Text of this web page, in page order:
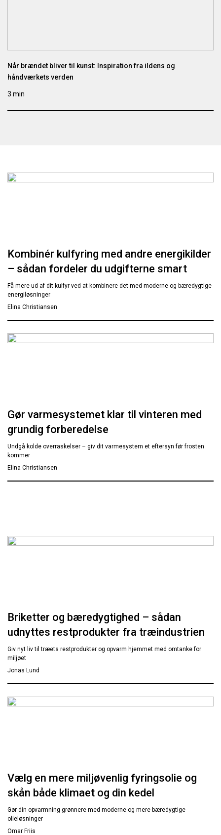
Når brændet bliver til kunst: Inspiration fra ildens og
håndværkets verden
3 min
Kombinér kulfyring med andre energikilder
– sådan fordeler du udgifterne smart
Få mere ud af dit kulfyr ved at kombinere det med moderne og bæredygtige
energiløsninger
Elina Christiansen
Gør varmesystemet klar til vinteren med
grundig forberedelse
Undgå kolde overraskelser – giv dit varmesystem et eftersyn før frosten
kommer
Elina Christiansen
Briketter og bæredygtighed – sådan
udnyttes restprodukter fra træindustrien
Giv nyt liv til træets restprodukter og opvarm hjemmet med omtanke for
miljøet
Jonas Lund
Vælg en mere miljøvenlig fyringsolie og
skån både klimaet og din kedel
Gør din opvarmning grønnere med moderne og mere bæredygtige
olieløsninger
Omar Friis